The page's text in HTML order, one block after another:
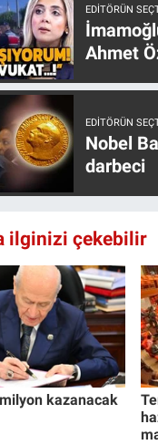
EDITÖRÜN
Ahmet
EDITÖRÜN
Nobel
darbeci
ilginizi çekebilir
kazanacak